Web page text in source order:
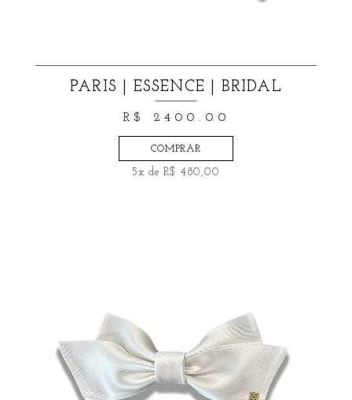
PARIS | ESSENCE | BRIDAL
R$ 2400.00
COMPRAR
5x de R$ 480,00